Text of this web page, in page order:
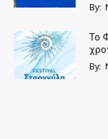
By:
Το
By: